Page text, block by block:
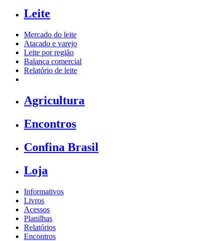
Leite
Mercado do leite
Atacado e varejo
Leite por região
Balança comercial
Relatório de leite
Agricultura
Encontros
Confina Brasil
Loja
Informativos
Livros
Acessos
Planilhas
Relatórios
Encontros